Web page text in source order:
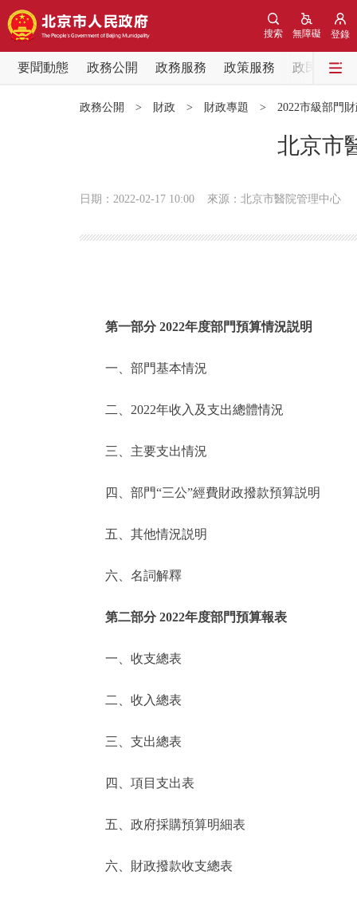
登錄
無障礙
搜索
要聞動態 政務公開 政務服務 政策服務
政民互動
便民服務
仲介服務
政民互動
12345網上接訴即辦
參與調查
走進北京
北京概況
綠色北京
政務公開 > 財政 > 財政專題 > 2022市級部門
北京市
日期：2022-02-17 10:00 來源：北京市醫院管理中心
第一部分 2022年度部門預算情況説明
一、部門基本情況
二、2022年收入及支出總體情況
三、主要支出情況
四、部門“三公”經費財政撥款預算説明
五、其他情況説明
六、名詞解釋
第二部分 2022年度部門預算報表
一、收支總表
二、收入總表
三、支出總表
四、項目支出表
五、政府採購預算明細表
六、財政撥款收支總表